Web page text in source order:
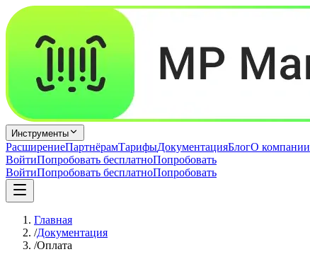
Инструменты
РасширениеПартнёрамТарифыДокументацияБлогО компании
ВойтиПопробовать бесплатноПопробовать
ВойтиПопробовать бесплатноПопробовать
Главная
/Документация
/Оплата